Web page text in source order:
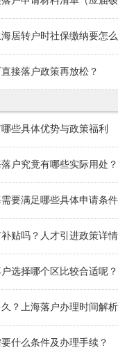
居转户时社保缴纳要怎
接落户政策再放松？
些具体优势与政策福利
户究竟有哪些实际用处？
要满足哪些具体申请条件
补贴吗？人才引进政策详情
选择哪个区比较合适呢？
？上海落户办理时间解析
什么条件及办理手续？